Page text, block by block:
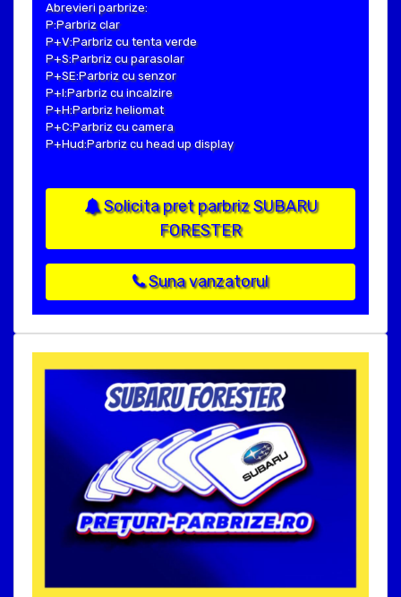
Abrevieri parbrize:
P:Parbriz clar
P+V:Parbriz cu tenta verde
P+S:Parbriz cu parasolar
P+SE:Parbriz cu senzor
P+I:Parbriz cu incalzire
P+H:Parbriz heliomat
P+C:Parbriz cu camera
P+Hud:Parbriz cu head up display
Solicita pret parbriz SUBARU
FORESTER
Suna vanzatorul